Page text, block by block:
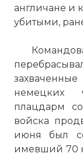
англичане и
убитыми,
немецких
плацдарм
войска
июня был
имевший 70